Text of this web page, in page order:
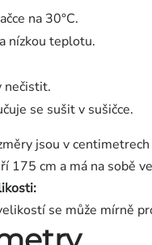
na 30°C.
nízkou teplotu.
nečistit.
se sušit v sušičce.
jsou v
175 cm a má na sobě
se může mírně